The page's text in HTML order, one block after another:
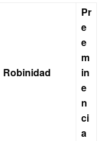
Robinidad
Pr
e
e
m
in
e
n
ci
a